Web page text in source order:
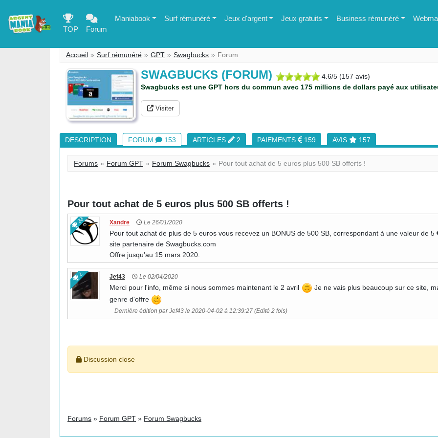
TOP Forum
Maniabook Surf rémunéré Jeux d'argent Jeux gratuits Business rémunéré
Accueil Surf rémunéré GPT Swagbucks Forum
SWAGBUCKS (FORUM) 4.6/5 (157 avis)
Swagbucks est une GPT hors du commun avec 175 millions de dollars payé aux
Visiter
DESCRIPTION FORUM 153 ARTICLES 2 PAIEMENTS 159 AVIS 157
Forums Forum GPT Forum Swagbucks Pour tout achat de 5 euros plus 500 SB offerts !
Pour tout achat de 5 euros plus 500 SB offerts !
33 Xandre Le 26/01/2020
Pour tout achat de plus de 5 euros vous recevez un BONUS de 500 SB, correspondant à une valeur de
site partenaire de Swagbucks.com
Offre jusqu'au 15 mars 2020.
2 Jef43 Le 02/04/2020
Merci pour l'info, même si nous sommes maintenant le 2 avril
Je ne vais plus beaucoup sur ce site,
genre d'offre
Dernière édition par Jef43 le 2020-04-02 à 12:39:27 (Edité 2 fois)
Discussion close
Forums » Forum GPT » Forum Swagbucks